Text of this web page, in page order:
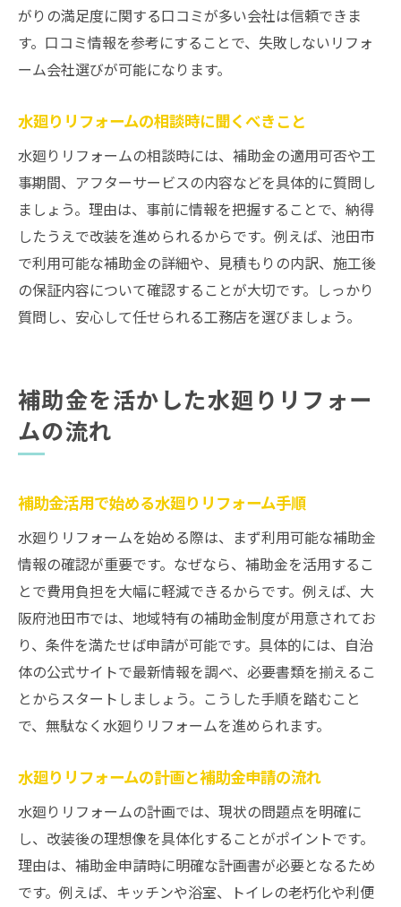
がりの満足度に関する口コミが多い会社は信頼できま
す。口コミ情報を参考にすることで、失敗しないリフォ
ーム会社選びが可能になります。
水廻りリフォームの相談時に聞くべきこと
水廻りリフォームの相談時には、補助金の適用可否や工
事期間、アフターサービスの内容などを具体的に質問し
ましょう。理由は、事前に情報を把握することで、納得
したうえで改装を進められるからです。例えば、池田市
で利用可能な補助金の詳細や、見積もりの内訳、施工後
の保証内容について確認することが大切です。しっかり
質問し、安心して任せられる工務店を選びましょう。
補助金を活かした水廻りリフォー
ムの流れ
補助金活用で始める水廻りリフォーム手順
水廻りリフォームを始める際は、まず利用可能な補助金
情報の確認が重要です。なぜなら、補助金を活用するこ
とで費用負担を大幅に軽減できるからです。例えば、大
阪府池田市では、地域特有の補助金制度が用意されてお
り、条件を満たせば申請が可能です。具体的には、自治
体の公式サイトで最新情報を調べ、必要書類を揃えるこ
とからスタートしましょう。こうした手順を踏むこと
で、無駄なく水廻りリフォームを進められます。
水廻りリフォームの計画と補助金申請の流れ
水廻りリフォームの計画では、現状の問題点を明確に
し、改装後の理想像を具体化することがポイントです。
理由は、補助金申請時に明確な計画書が必要となるため
です。例えば、キッチンや浴室、トイレの老朽化や利便